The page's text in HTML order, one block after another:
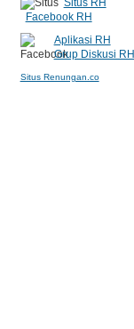
Situs RH
Facebook RH
Aplikasi RH
Grup Diskusi RH
Situs Renungan.co